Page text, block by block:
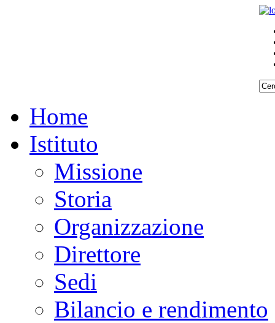
Home
Istituto
Missione
Storia
Organizzazione
Direttore
Sedi
Bilancio e rendimento